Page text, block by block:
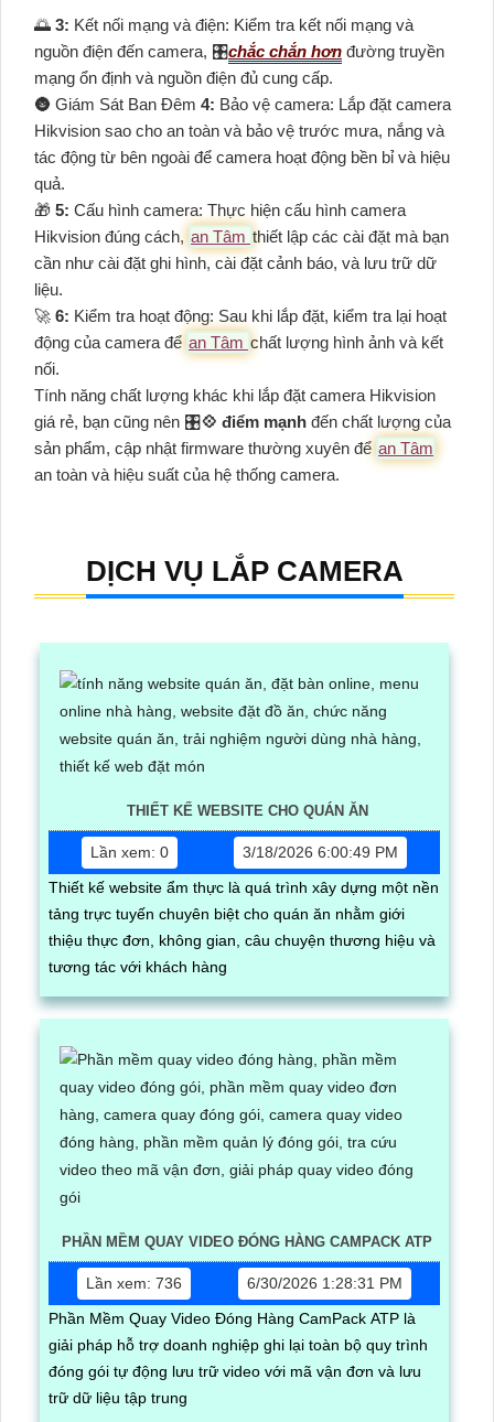
🌅 3: Kết nối mạng và điện: Kiểm tra kết nối mạng và
nguồn điện đến camera, 🎛chắc chắn hơn đường truyền
mạng ổn định và nguồn điện đủ cung cấp.
🌚 Giám Sát Ban Đêm 4: Bảo vệ camera: Lắp đặt camera
Hikvision sao cho an toàn và bảo vệ trước mưa, nắng và
tác động từ bên ngoài để camera hoạt động bền bỉ và hiệu
quả.
🎁 5: Cấu hình camera: Thực hiện cấu hình camera
Hikvision đúng cách, an Tâm thiết lập các cài đặt mà bạn
cần như cài đặt ghi hình, cài đặt cảnh báo, và lưu trữ dữ
liệu.
️🚀 6: Kiểm tra hoạt động: Sau khi lắp đặt, kiểm tra lại hoạt
động của camera để an Tâm chất lượng hình ảnh và kết
nối.
Tính năng chất lượng khác khi lắp đặt camera Hikvision
giá rẻ, bạn cũng nên 🎛💠 điểm mạnh đến chất lượng của
sản phẩm, cập nhật firmware thường xuyên để an Tâm
an toàn và hiệu suất của hệ thống camera.
DỊCH VỤ LẮP CAMERA
THIẾT KẾ WEBSITE CHO QUÁN ĂN
Lần xem: 0
3/18/2026 6:00:49 PM
Thiết kế website ẩm thực là quá trình xây dựng một nền
tảng trực tuyến chuyên biệt cho quán ăn nhằm giới
thiệu thực đơn, không gian, câu chuyện thương hiệu và
tương tác với khách hàng
PHẦN MỀM QUAY VIDEO ĐÓNG HÀNG CAMPACK ATP
Lần xem: 736
6/30/2026 1:28:31 PM
Phần Mềm Quay Video Đóng Hàng CamPack ATP là
giải pháp hỗ trợ doanh nghiệp ghi lại toàn bộ quy trình
đóng gói tự động lưu trữ video với mã vận đơn và lưu
trữ dữ liệu tập trung